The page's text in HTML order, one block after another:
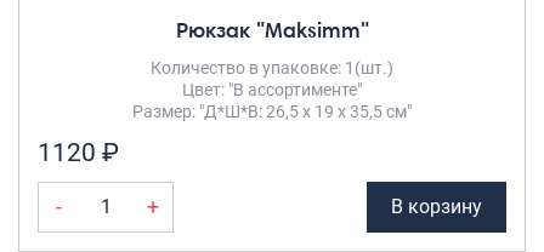
Рюкзак "Maksimm"
Количество в упаковке: 1(шт.)
Цвет: "В ассортименте"
Размер: "Д*Ш*В: 26,5 х 19 х 35,5 см"
1120 ₽
- + В корзину